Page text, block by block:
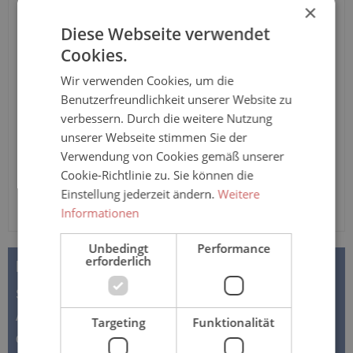
Beinreißverschluss und langem Arm und Bein, in
verschiedenen Farben
Anzahl
BESCHREIBUNG
Sanisana JANUS – Pflegeoverall 7011 – lange
Ausführung – für Damen und Herren Der Pflegeoverall
der Marke JANUS Tuttlingen…
×
Diese Webseite verwendet
Cookies.
Wir verwenden Cookies, um die
Benutzerfreundlichkeit unserer Website zu
verbessern. Durch die weitere Nutzung
unserer Webseite stimmen Sie der
Verwendung von Cookies gemäß unserer
Cookie-Richtlinie zu. Sie können die
Einstellung jederzeit ändern.Weitere
Informationen
Unbedingt
erforderlich
Performance
Targeting Funktionalität